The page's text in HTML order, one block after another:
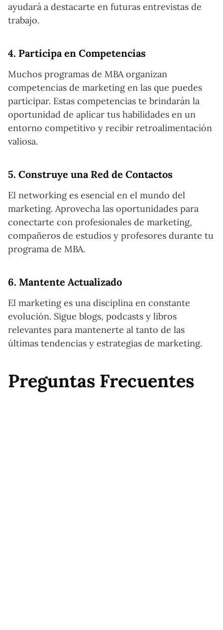
ayudará a destacarte en futuras entrevistas de
trabajo.
4. Participa en Competencias
Muchos programas de MBA organizan
competencias de marketing en las que puedes
participar. Estas competencias te brindarán la
oportunidad de aplicar tus habilidades en un
entorno competitivo y recibir retroalimentación
valiosa.
5. Construye una Red de Contactos
El networking es esencial en el mundo del
marketing. Aprovecha las oportunidades para
conectarte con profesionales de marketing,
compañeros de estudios y profesores durante tu
programa de MBA.
6. Mantente Actualizado
El marketing es una disciplina en constante
evolución. Sigue blogs, podcasts y libros
relevantes para mantenerte al tanto de las
últimas tendencias y estrategias de marketing.
Preguntas Frecuentes